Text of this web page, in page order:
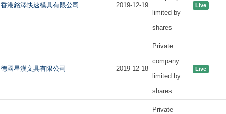
香港銘澤快速模具有限公司 2019-12-19
limited by
shares
Live
德國星漢文具有限公司 2019-12-18
Private
company
limited by
shares
Live
Private